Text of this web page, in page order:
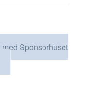
Sponsorhuset